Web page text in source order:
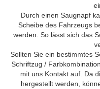
Durch einen Saugnapf
Scheibe des Fahrzeugs
werden. So lässt sich das
Sollten Sie ein bestimmtes
Schriftzug /
mit uns Kontakt auf. Da
hergestellt werden,